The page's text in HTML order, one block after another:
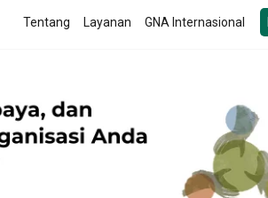
Tentang Layanan GNA Internasional